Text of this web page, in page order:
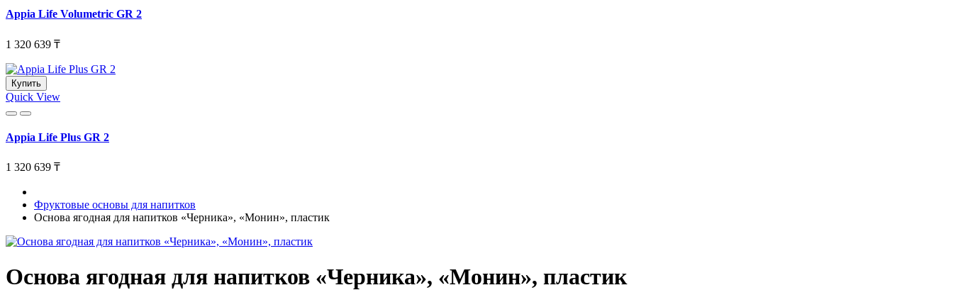
Appia Life Volumetric GR 2
1 320 639 ₸
Купить
Quick View
Appia Life Plus GR 2
1 320 639 ₸
Фруктовые основы для напитков
Основа ягодная для напитков «Черника», «Монин», пластик
Основа ягодная для напитков «Черника», «Монин», пластик